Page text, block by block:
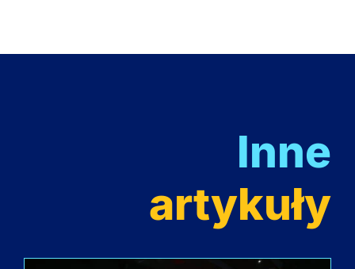
Inne
artykuły